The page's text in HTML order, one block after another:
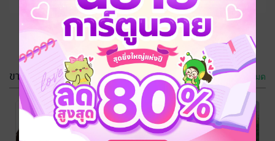
฿ 75
เหลืออีก 7 วัน
ขายดี ดูทั้งหมด
-49% -48% -48%